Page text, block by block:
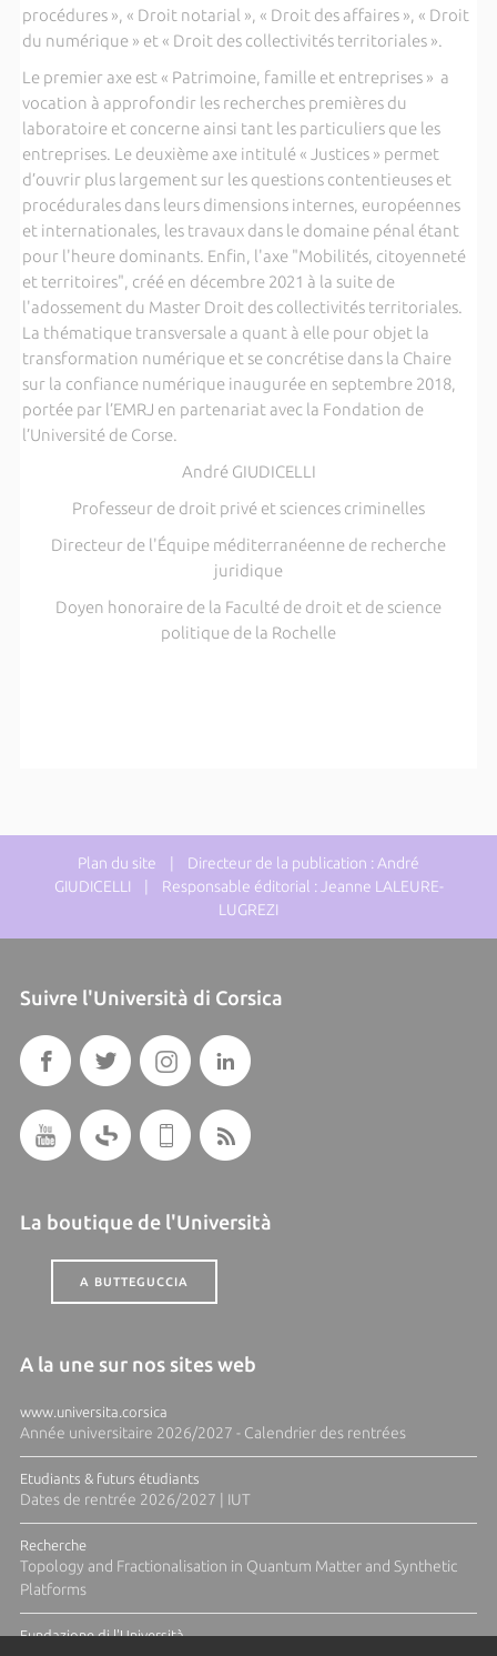
procédures », « Droit notarial », « Droit des affaires », « Droit
du numérique » et « Droit des collectivités territoriales ».
Le premier axe est « Patrimoine, famille et entreprises » a
vocation à approfondir les recherches premières du
laboratoire et concerne ainsi tant les particuliers que les
entreprises. Le deuxième axe intitulé « Justices » permet
d’ouvrir plus largement sur les questions contentieuses et
procédurales dans leurs dimensions internes, européennes
et internationales, les travaux dans le domaine pénal étant
pour l'heure dominants. Enfin, l'axe "Mobilités, citoyenneté
et territoires", créé en décembre 2021 à la suite de
l'adossement du Master Droit des collectivités territoriales.
La thématique transversale a quant à elle pour objet la
transformation numérique et se concrétise dans la Chaire
sur la confiance numérique inaugurée en septembre 2018,
portée par l’EMRJ en partenariat avec la Fondation de
l’Université de Corse.
André GIUDICELLI
Professeur de droit privé et sciences criminelles
Directeur de l'Équipe méditerranéenne de recherche
juridique
Doyen honoraire de la Faculté de droit et de science
politique de la Rochelle
Plan du site | Directeur de la publication : André
GIUDICELLI | Responsable éditorial : Jeanne LALEURE-
LUGREZI
Suivre l'Università di Corsica
La boutique de l'Università
A BUTTEGUCCIA
A la une sur nos sites web
www.universita.corsica
Année universitaire 2026/2027 - Calendrier des rentrées
Etudiants & futurs étudiants
Dates de rentrée 2026/2027 | IUT
Recherche
Topology and Fractionalisation in Quantum Matter and Synthetic
Platforms
Fundazione di l'Università